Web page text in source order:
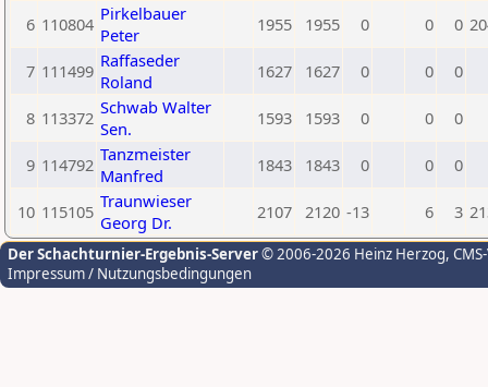
6 110804 Pirkelbauer
Peter
1955 1955 0 0 0
7 111499 Raffaseder
Roland
1627 1627 0 0 0
8 113372 Schwab Walter
Sen.
1593 1593 0 0 0
9 114792 Tanzmeister
Manfred
1843 1843 0 0 0
10 115105 Traunwieser
Georg Dr.
2107 2120 -13 6 3
Der Schachturnier-Ergebnis-Server© 2006-2026 Heinz Herzog,
Impressum / Nutzungsbedingungen